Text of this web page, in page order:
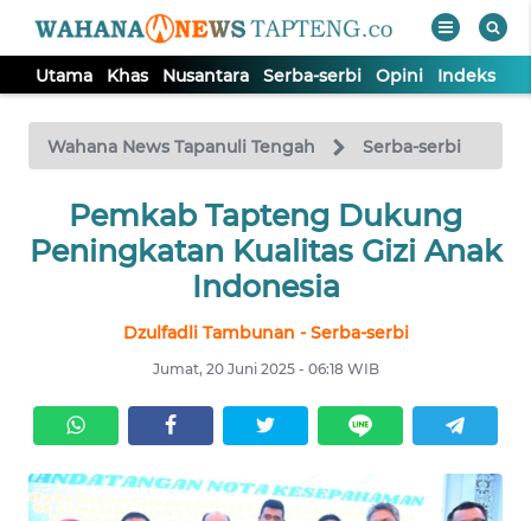
Utama Khas Nusantara Serba-serbi Opini Indeks
Wahana News Tapanuli Tengah Serba-serbi
Pemkab Tapteng Dukung
Peningkatan Kualitas Gizi Anak
Indonesia
Dzulfadli Tambunan - Serba-serbi
Jumat, 20 Juni 2025 - 06:18 WIB
TV
Tutup
UTAMA
NUSANTARA
SERBA-
SERBI
OPINI